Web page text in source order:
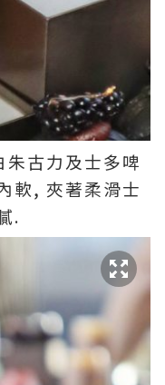
古力及士多啤
軟, 夾著柔滑士
.